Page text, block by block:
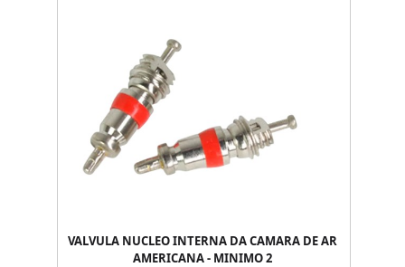
VALVULA NUCLEO INTERNA DA CAMARA DE AR
AMERICANA - MINIMO 2